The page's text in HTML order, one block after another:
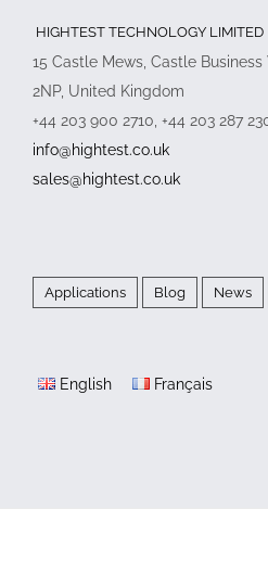
HIGHTEST TECHNOLOGY LIMITED
15 Castle Mews, Castle
2NP, United Kingdom
+44 203 900 2710, +44 203 287
info@hightest.co.uk
sales@hightest.co.uk
Applications Blog News
English Français